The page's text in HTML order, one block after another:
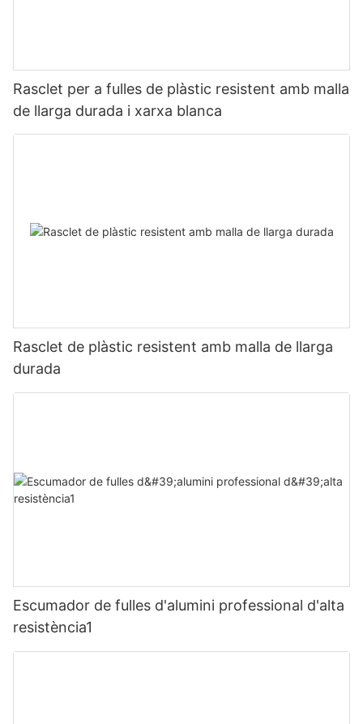
Rasclet per a fulles de plàstic resistent amb malla
de llarga durada i xarxa blanca
Rasclet de plàstic resistent amb malla de llarga
durada
Escumador de fulles d'alumini professional d'alta
resistència1